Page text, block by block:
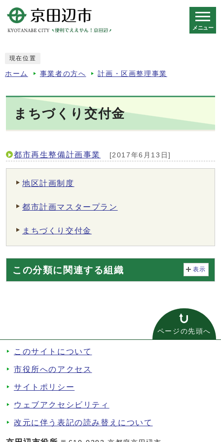
メニュー
現在位置
ホーム 事業者の方へ 計画・区画整理事業
まちづくり交付金
都市再生整備計画事業 [2017年6月13日]
地区計画制度
都市計画マスタープラン
まちづくり交付金
この分類に関連する組織 表示
ページの先頭へ
このサイトについて
市役所へのアクセス
サイトポリシー
ウェブアクセシビリティ
改元に伴う表記の読み替えについて